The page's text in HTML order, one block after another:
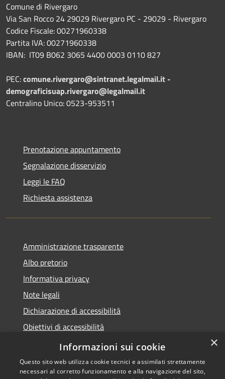
Comune di Rivergaro
Via San Rocco 24 29029 Rivergaro PC - 29029 - Rivergaro
Codice Fiscale: 00271960338
Partita IVA: 00271960338
IBAN: IT09 B062 3065 4400 0003 0110 827
PEC:comune.rivergaro@sintranet.legalmail.it -
demograficisuap.rivergaro@legalmail.it
Centralino Unico: 0523-953511
Prenotazione appuntamento
Segnalazione disservizio
Leggi le FAQ
Richiesta assistenza
Amministrazione trasparente
Albo pretorio
Informativa privacy
Note legali
Dichiarazione di accessibilità
Obiettivi di accessibilità
Piano di miglioramento del sito
×
Informazioni sui cookie
Questo sito web utilizza cookie tecnici e assimilati strettamente
necessari al corretto funzionamento e alla navigazione del sito,